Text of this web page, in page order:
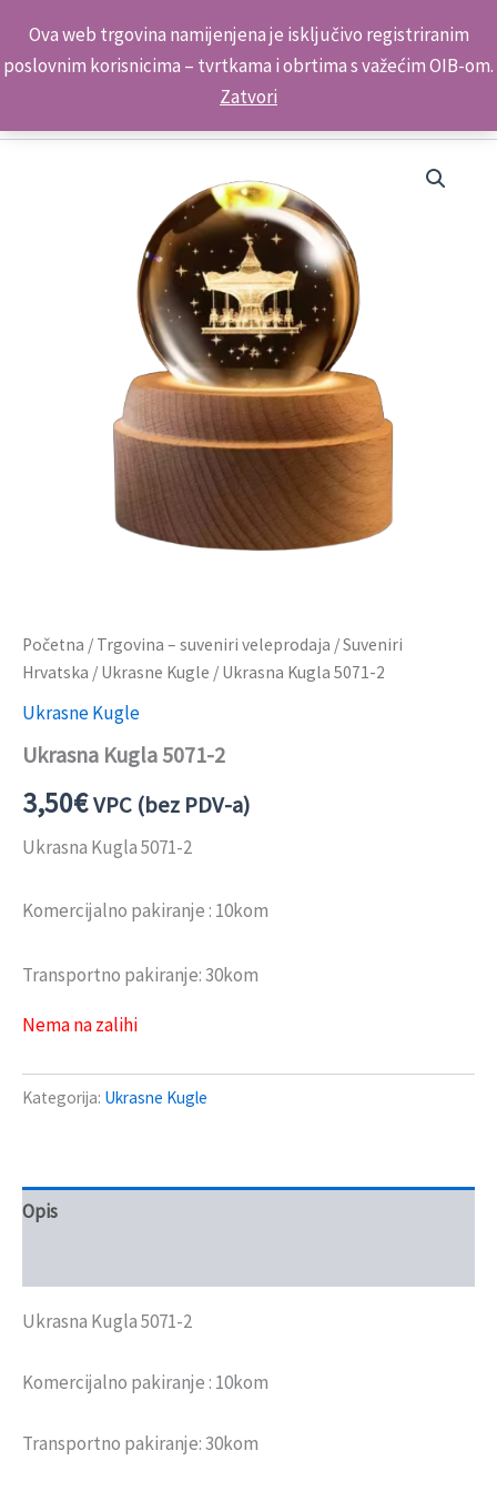
Ova web trgovina namijenjena je isključivo registriranim
poslovnim korisnicima – tvrtkama i obrtima s važećim OIB-om.
Zatvori
content
Kontakt telefon: +385 98 179 3891
Početna / Trgovina – suveniri veleprodaja /Suveniri
Hrvatska / Ukrasne Kugle / Ukrasna Kugla 5071-2
Ukrasne Kugle
Ukrasna Kugla 5071-2
3,50€VPC (bez PDV-a)
Ukrasna Kugla 5071-2
Komercijalno pakiranje : 10kom
Transportno pakiranje: 30kom
Nema na zalihi
Kategorija: Ukrasne Kugle
Opis
Ukrasna Kugla 5071-2
Komercijalno pakiranje : 10kom
Transportno pakiranje: 30kom